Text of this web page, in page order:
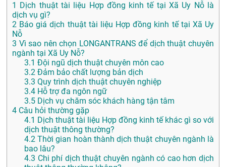
1
Dịch thuật tài liệu Hợp đồng kinh tế tại Xã Uy Nỗ là
dịch vụ gì?
2 Báo giá dịch thuật tài liệu Hợp đồng kinh tế tại Xã Uy
Nỗ
3 Vì sao nên chọn LONGANTRANS để dịch thuật chuyên
ngành tại Xã Uy Nỗ?
3.1 Đội ngũ dịch thuật chuyên môn cao
3.2 Đảm bảo chất lượng bản dịch
3.3 Quy trình dịch thuật chuyên nghiệp
3.4 Hỗ trợ đa ngôn ngữ
3.5 Dịch vụ chăm sóc khách hàng tận tâm
4 Câu hỏi thường gặp
4.1 Dịch thuật tài liệu Hợp đồng kinh tế khác gì so với
dịch thuật thông thường?
4.2 Thời gian hoàn thành dịch thuật chuyên ngành là
bao lâu?
4.3 Chi phí dịch thuật chuyên ngành có cao hơn dịch